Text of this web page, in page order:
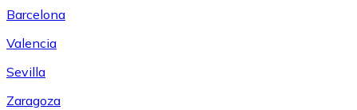
Barcelona
Valencia
Sevilla
Zaragoza